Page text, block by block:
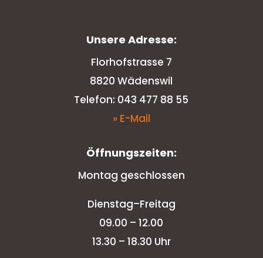
Unsere Adresse:
Florhofstrasse 7
8820 Wädenswil
Telefon: 043 477 88 55
» E-Mail
Öffnungszeiten:
Montag geschlossen
Dienstag–Freitag
09.00 – 12.00
13.30 – 18.30 Uhr